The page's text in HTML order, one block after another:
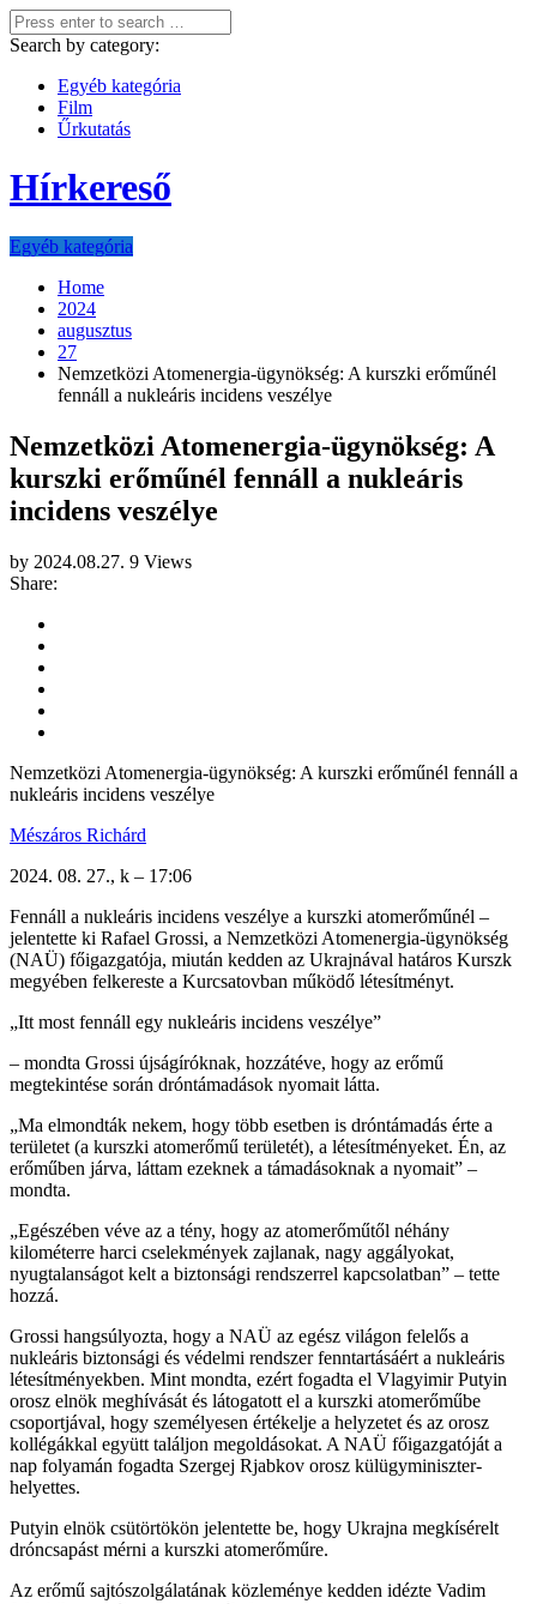
Search by category:
Egyéb kategória
Film
Űrkutatás
Hírkereső
Egyéb kategória
Home
2024
augusztus
27
Nemzetközi Atomenergia-ügynökség: A kurszki erőműnél
fennáll a nukleáris incidens veszélye
Nemzetközi Atomenergia-ügynökség: A
kurszki erőműnél fennáll a nukleáris
incidens veszélye
by 2024.08.27. 9 Views
Share:
Nemzetközi Atomenergia-ügynökség: A kurszki erőműnél fennáll a
nukleáris incidens veszélye
Mészáros Richárd
2024. 08. 27., k – 17:06
Fennáll a nukleáris incidens veszélye a kurszki atomerőműnél –
jelentette ki Rafael Grossi, a Nemzetközi Atomenergia-ügynökség
(NAÜ) főigazgatója, miután kedden az Ukrajnával határos Kurszk
megyében felkereste a Kurcsatovban működő létesítményt.
„Itt most fennáll egy nukleáris incidens veszélye”
– mondta Grossi újságíróknak, hozzátéve, hogy az erőmű
megtekintése során dróntámadások nyomait látta.
„Ma elmondták nekem, hogy több esetben is dróntámadás érte a
területet (a kurszki atomerőmű területét), a létesítményeket. Én, az
erőműben járva, láttam ezeknek a támadásoknak a nyomait” –
mondta.
„Egészében véve az a tény, hogy az atomerőműtől néhány
kilométerre harci cselekmények zajlanak, nagy aggályokat,
nyugtalanságot kelt a biztonsági rendszerrel kapcsolatban” – tette
hozzá.
Grossi hangsúlyozta, hogy a NAÜ az egész világon felelős a
nukleáris biztonsági és védelmi rendszer fenntartásáért a nukleáris
létesítményekben. Mint mondta, ezért fogadta el Vlagyimir Putyin
orosz elnök meghívását és látogatott el a kurszki atomerőműbe
csoportjával, hogy személyesen értékelje a helyzetet és az orosz
kollégákkal együtt találjon megoldásokat. A NAÜ főigazgatóját a
nap folyamán fogadta Szergej Rjabkov orosz külügyminiszter-
helyettes.
Putyin elnök csütörtökön jelentette be, hogy Ukrajna megkísérelt
dróncsapást mérni a kurszki atomerőműre.
Az erőmű sajtószolgálatának közleménye kedden idézte Vadim